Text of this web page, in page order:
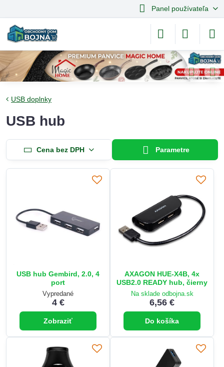
Panel používateľa
USB doplnky
USB hub
Cena bez DPH Parametre
USB hub Gembird, 2.0, 4
port
Vypredané
4 €
Zobraziť
AXAGON HUE-X4B, 4x
USB2.0 READY hub, čierny
Na sklade odbojna.sk
6,56 €
Do košíka